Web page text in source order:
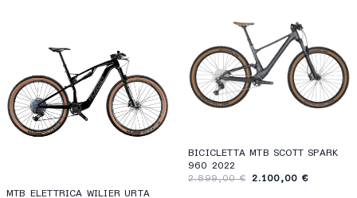
MTB ELETTRICA WILIER URTA
BICICLETTA MTB SCOTT SPARK
960 2022
2.899,00 €
2.100,00 €